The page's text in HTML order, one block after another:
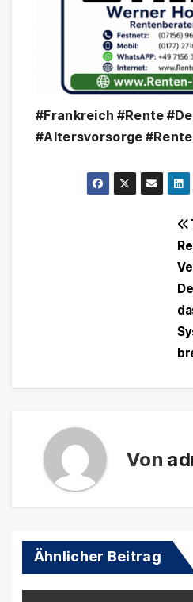
#Frankreich #Rente
#Altersvorsorge
Von
Ähnlicher Beitrag